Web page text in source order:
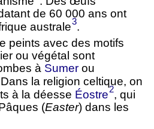
de 60 000 ans ont
australe3.
peints avec des motifs
ou végétal sont
à Sumer ou
la religion celtique, on
à la déesse Éostre2, qui
(Easter) dans les